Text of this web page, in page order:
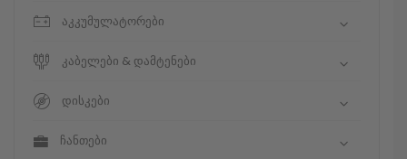
აკკუმულატორები
კაბელები & დამტენები
დისკები
ჩანთები